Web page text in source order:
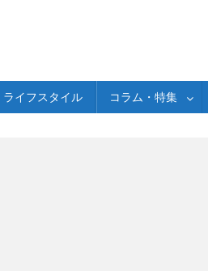
ライフスタイル コラム・特集